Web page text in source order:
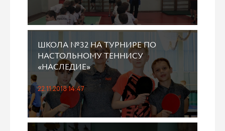
ШКОЛА №32 НА ТУРНИРЕ ПО
НАСТОЛЬНОМУ ТЕННИСУ
«НАСЛЕДИЕ»
22.11.2018 14:47